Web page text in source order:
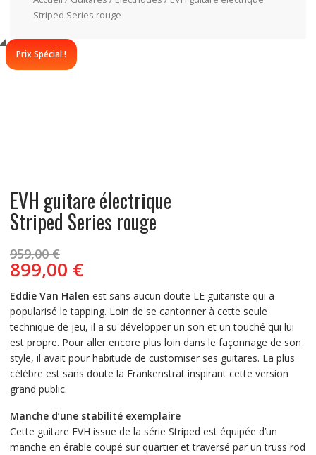
Striped Series rouge
Prix Spécial !
EVH guitare électrique
Striped Series rouge
959,00€prix
initial
était :
959,00 €.
899,00 €Le
prix
actuel
est :
899,00 €.
Eddie Van Halen est sans aucun doute LE guitariste qui a
popularisé le tapping. Loin de se cantonner à cette seule
technique de jeu, il a su développer un son et un touché qui lui
est propre. Pour aller encore plus loin dans le façonnage de son
style, il avait pour habitude de customiser ses guitares. La plus
célèbre est sans doute la Frankenstrat inspirant cette version
grand public.
Manche d’une stabilité exemplaire
Cette guitare EVH issue de la série Striped est équipée d’un
manche en érable coupé sur quartier et traversé par un truss rod